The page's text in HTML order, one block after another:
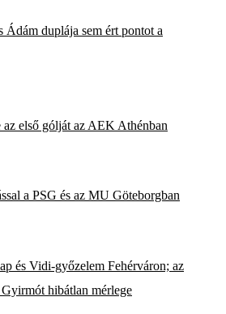
Ádám duplája sem ért pontot a
első gólját az AEK Athénban
a PSG és az MU Göteborgban
és Vidi-győzelem Fehérváron; az
hibátlan mérlege